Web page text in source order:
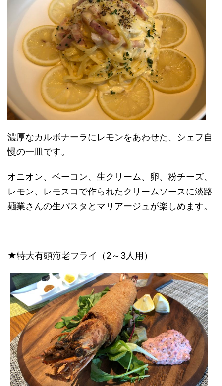
濃厚なカルボナーラにレモンをあわせた、シェフ自
慢の一皿です。
オニオン、ベーコン、生クリーム、卵、粉チーズ、
レモン、レモスコで作られたクリームソースに淡路
麺業さんの生パスタとマリアージュが楽しめます。
★特大有頭海老フライ（2～3人用）